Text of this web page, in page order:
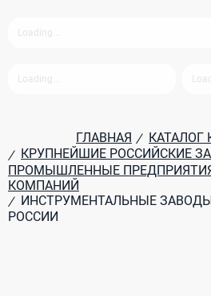
ГЛАВНАЯ / КАТАЛОГ
/
КРУПНЕЙШИЕ РОССИЙСКИЕ
ПРОМЫШЛЕННЫЕ
КОМПАНИЙ
/ ИНСТРУМЕНТАЛЬНЫЕ
РОССИИ